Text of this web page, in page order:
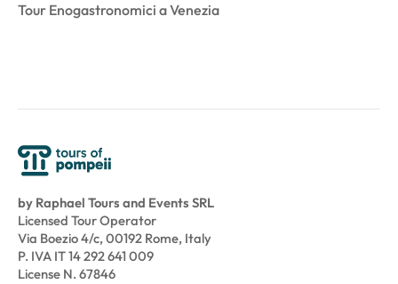
Tour Enogastronomici a Venezia
by Raphael Tours and Events SRL
Licensed Tour Operator
Via Boezio 4/c, 00192 Rome, Italy
P. IVA IT 14 292 641 009
License N. 67846